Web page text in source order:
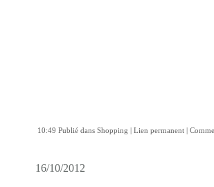
10:49 Publié dans Shopping | Lien permanent |
16/10/2012